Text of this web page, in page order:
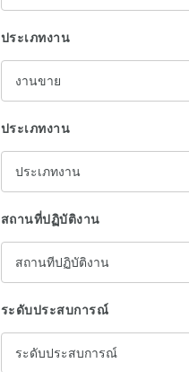
ประเภทงาน
งานขาย
ประเภทงาน
ประเภทงาน
สถานที่ปฏิบัติงาน
สถานที่ปฏิบัติงาน
ระดับประสบการณ์
ระดับประสบการณ์